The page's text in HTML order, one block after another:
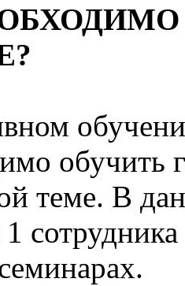
обучить
теме. В